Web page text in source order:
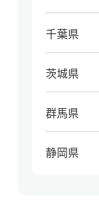
千葉県
茨城県
群馬県
静岡県